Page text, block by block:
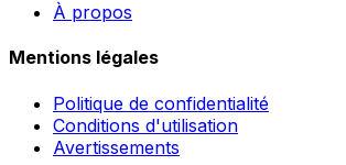
À propos
Mentions légales
Politique de confidentialité
Conditions d'utilisation
Avertissements